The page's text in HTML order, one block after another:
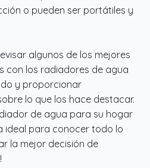
o pueden ser portátiles y
algunos de los mejores
con los radiadores de agua
y proporcionar
lo que los hace destacar.
de agua para su hogar
ideal para conocer todo lo
la mejor decisión de